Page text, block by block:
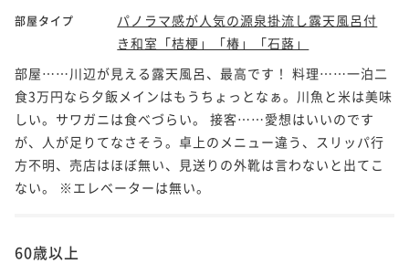
部屋タイプ
パノラマ感が人気の源泉掛流し露天風呂付
き和室「桔梗」「椿」「石蕗」
部屋……川辺が見える露天風呂、最高です！ 料理……一泊二
食3万円なら夕飯メインはもうちょっとなぁ。川魚と米は美味
しい。サワガニは食べづらい。 接客……愛想はいいのです
が、人が足りてなさそう。卓上のメニュー違う、スリッパ行
方不明、売店はほぼ無い、見送りの外靴は言わないと出てこ
ない。 ※エレベーターは無い。
60歳以上